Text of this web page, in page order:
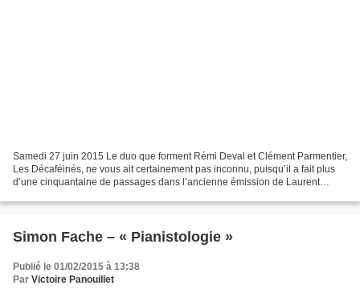
Samedi 27 juin 2015 Le duo que forment Rémi Deval et Clément Parmentier,
Les Décaféinés, ne vous ait certainement pas inconnu, puisqu’il a fait plus
d’une cinquantaine de passages dans l’ancienne émission de Laurent
Simon Fache – « Pianistologie »
Publié le 01/02/2015 à 13:38
Par Victoire Panouillet